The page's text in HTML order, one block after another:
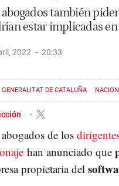
abogados también
estar implicadas
2022 20:33
GENERALITAT DE CATALUÑA
de los
han anunciado que
propietaria del